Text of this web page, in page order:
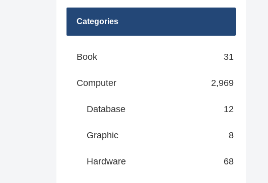
Categories
Book 31
Computer 2,969
Database 12
Graphic 8
Hardware 68